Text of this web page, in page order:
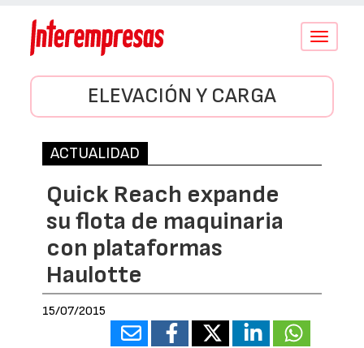
Conmutar
ELEVACIÓN Y CARGA
ACTUALIDAD
Quick Reach expande
su flota de maquinaria
con plataformas
Haulotte
15/07/2015